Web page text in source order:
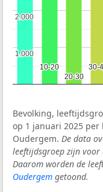
10-20
10-20
20-30
20-30
30-
30-
1.000
1.000
2.000
2.000
Bevolking,
op 1 januari 2025
Oudergem. De data
leeftijdsgroep zijn voor
Daarom worden de
Oudergem getoond.